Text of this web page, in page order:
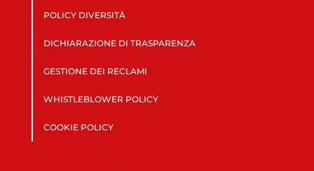
POLICY DIVERSITÀ
DICHIARAZIONE DI TRASPARENZA
GESTIONE DEI RECLAMI
WHISTLEBLOWER POLICY
COOKIE POLICY